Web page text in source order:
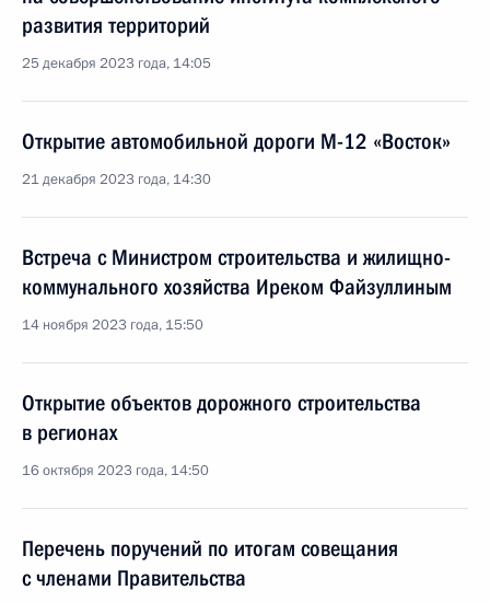
развития территорий
25 декабря 2023 года, 14:05
Открытие автомобильной дороги М-12 «Восток»
21 декабря 2023 года, 14:30
Встреча с Министром строительства и жилищно-
коммунального хозяйства Иреком Файзуллиным
14 ноября 2023 года, 15:50
Открытие объектов дорожного строительства
в регионах
16 октября 2023 года, 14:50
Перечень поручений по итогам совещания
с членами Правительства